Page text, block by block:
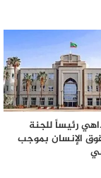
رئيساً للجنة
الإنسان بموجب